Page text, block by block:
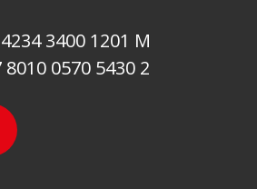
3400 1201 M
0570 5430 2